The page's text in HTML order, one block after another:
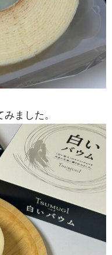
ました。